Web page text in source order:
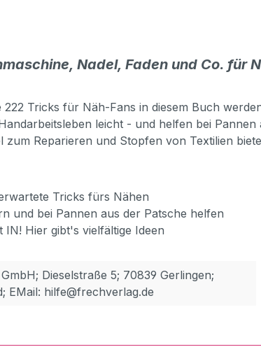
Nadel, Faden und Co. für
Tricks für Näh-Fans in diesem Buch
leicht - und helfen bei
zum Reparieren und Stopfen von Textilien
Tricks fürs Nähen
und bei Pannen aus der Patsche helfen
Hier gibt's vielfältige Ideen
Dieselstraße 5; 70839 Gerlingen;
EMail: hilfe@frechverlag.de